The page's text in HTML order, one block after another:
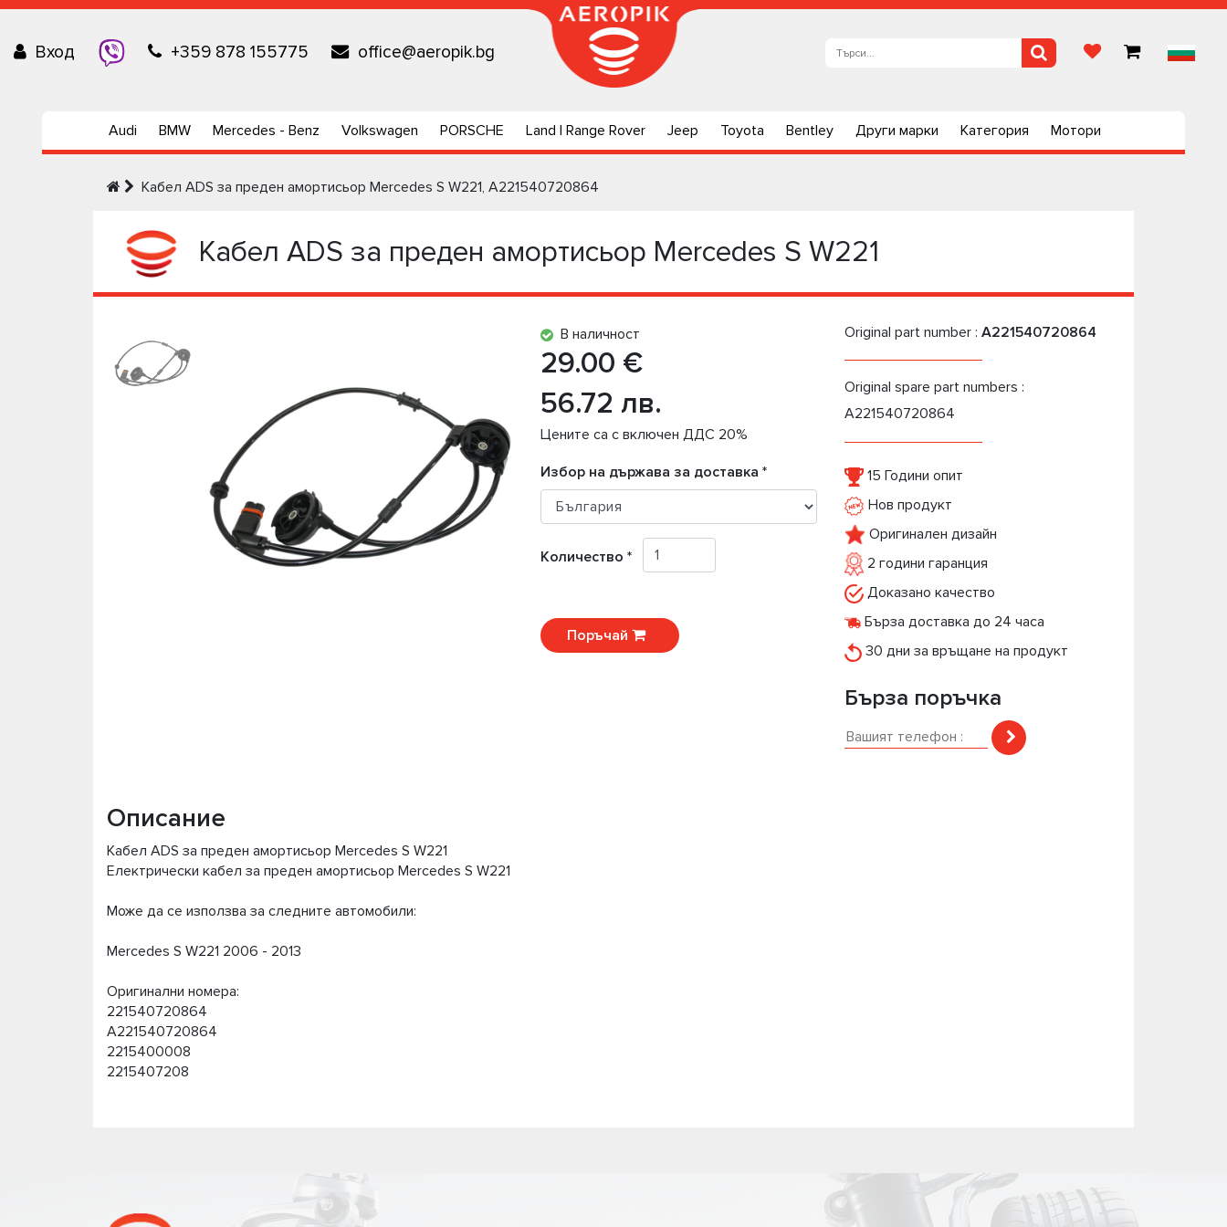
Вход +359 878 155775 office@aeropik.bg
Audi BMW Mercedes - Benz Volkswagen PORSCHE Land | Range Rover Jeep Toyota Bentley Други марки Категория Мотори
Кабел ADS за преден амортисьор Mercedes S W221, A221540720864
Кабел ADS за преден амортисьор Mercedes S W221
В наличност
29.00 €
56.72 лв.
Цените са с включен ДДС 20%
Избор на държава за доставка *
Количество *
Поръчай
Original part number : A221540720864
Original spare part numbers :
A221540720864
15 Години опит
Нов продукт
Оригинален дизайн
2 години гаранция
Доказано качество
Бърза доставка до 24 часа
30 дни за връщане на продукт
Бърза поръчка
Описание
Кабел ADS за преден амортисьор Mercedes S W221
Електрически кабел за преден амортисьор Mercedes S W221
Може да се използва за следните автомобили:
Mercedes S W221 2006 - 2013
Оригинални номера:
221540720864
A221540720864
2215400008
2215407208